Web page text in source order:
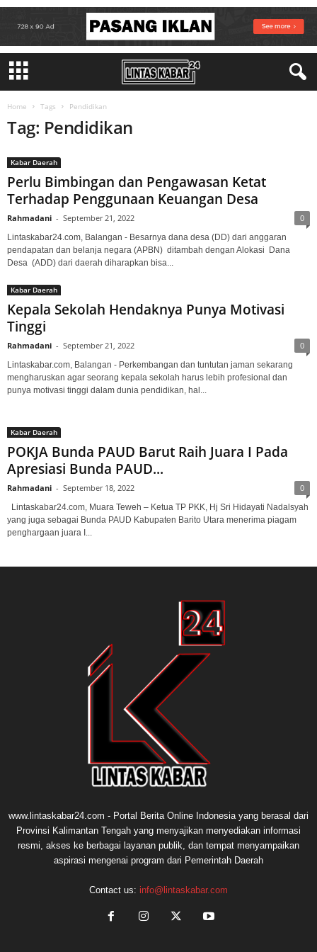
Home Tags Pendidikan
Tag: Pendidikan
Kabar Daerah
Perlu Bimbingan dan Pengawasan Ketat
Terhadap Penggunaan Keuangan Desa
Rahmadani - September 21, 2022 0
Lintaskabar24.com, Balangan - Besarnya dana desa (DD) dari anggaran
pendapatan dan belanja negara (APBN) ditambah dengan Alokasi Dana
Desa (ADD) dari daerah diharapkan bisa...
Kabar Daerah
Kepala Sekolah Hendaknya Punya Motivasi
Tinggi
Rahmadani - September 21, 2022 0
Lintaskabar.com, Balangan - Perkembangan dan tuntutan jaman sekarang
mengharuskan agar seorang kepala sekolah harus lebih profesional dan
punya motivasi tinggi dalam dunia pendidikan, hal...
Kabar Daerah
POKJA Bunda PAUD Barut Raih Juara I Pada
Apresiasi Bunda PAUD...
Rahmadani - September 18, 2022 0
Lintaskabar24.com, Muara Teweh – Ketua TP PKK, Hj Sri Hidayati Nadalsyah
yang juga sebagai Bunda PAUD Kabupaten Barito Utara menerima piagam
penghargaan juara I...
www.lintaskabar24.com - Portal Berita Online Indonesia yang berasal dari
Provinsi Kalimantan Tengah yang menyajikan menyediakan informasi
resmi, akses ke berbagai layanan publik, dan tempat menyampaikan
aspirasi mengenai program dari Pemerintah Daerah
Contact us: info@lintaskabar.com